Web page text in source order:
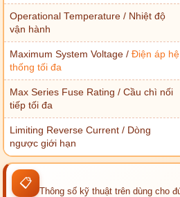
Operational Temperature / Nhiệt độ
vận hành
Maximum System Voltage /Điện áp hệ
thống tối đa
Max Series Fuse Rating / Cầu chì nối
tiếp tối đa
Limiting Reverse Current / Dòng
ngược giới hạn
📋
Thông số kỹ thuật trên dùng cho